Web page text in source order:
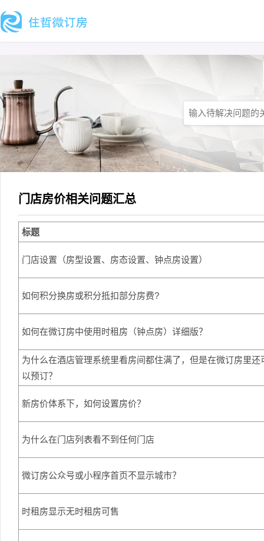
门店房价相关问题汇总
标题
门店设置（房型设置、房态设置、钟点房设置）
如何积分换房或积分抵扣部分房费?
如何在微订房中使用时租房（钟点房）详细版？
为什么在酒店管理系统里看房间都住满了，但是在微订房里还
以预订？
新房价体系下，如何设置房价？
为什么在门店列表看不到任何门店
微订房公众号或小程序首页不显示城市？
时租房显示无时租房可售